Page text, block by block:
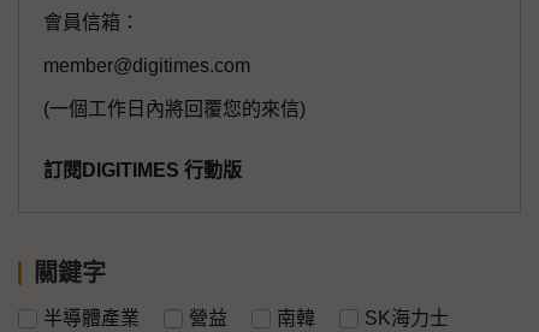
會員信箱：
member@digitimes.com
(一個工作日內將回覆您的來信)
訂閱DIGITIMES 行動版
關鍵字
半導體產業 營益 南韓
SK海力士